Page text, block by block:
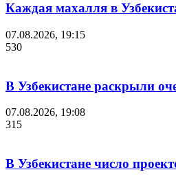
Каждая махалля в
07.08.2026, 19:15
530
В Узбекистане раскрыли
07.08.2026, 19:08
315
В Узбекистане число